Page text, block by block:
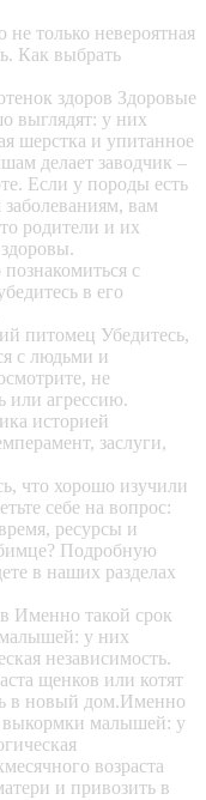
только невероятная
Как выбрать
здоров Здоровые
выглядят: у них
шерстка и упитанное
делает заводчик –
Если у породы есть
вам
родители и их
с
в его
питомец Убедитесь,
с людьми и
не
или агрессию.
историей
заслуги,
что хорошо изучили
себе на вопрос:
ресурсы и
Подробную
в наших разделах
Именно такой срок
у них
независимость.
щенков или котят
в новый дом.Именно
выкормки малышей: у
возраста
и привозить в